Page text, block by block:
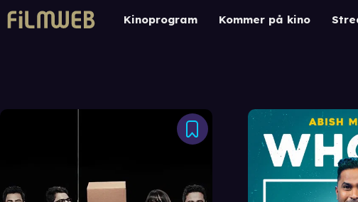
Kinoprogram Kommer på kino